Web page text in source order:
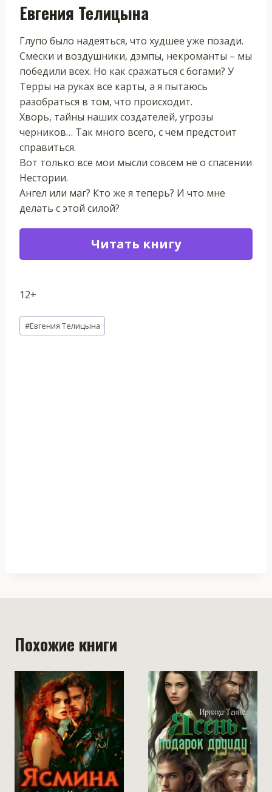
Евгения Телицына
Глупо было надеяться, что худшее уже позади.
Смески и воздушники, дэмпы, некроманты – мы
победили всех. Но как сражаться с богами? У
Терры на руках все карты, а я пытаюсь
разобраться в том, что происходит.
Хворь, тайны наших создателей, угрозы
черников… Так много всего, с чем предстоит
справиться.
Вот только все мои мысли совсем не о спасении
Нестории.
Ангел или маг? Кто же я теперь? И что мне
делать с этой силой?
Читать книгу
12+
Метки
записи:
#Евгения Телицына
Похожие книги